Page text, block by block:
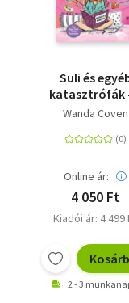
Suli és
katasztrófák
legrosszabb
Wanda Coven
Online ár:
4 050 Ft
Kiadói ár: 4 499
2 - 3